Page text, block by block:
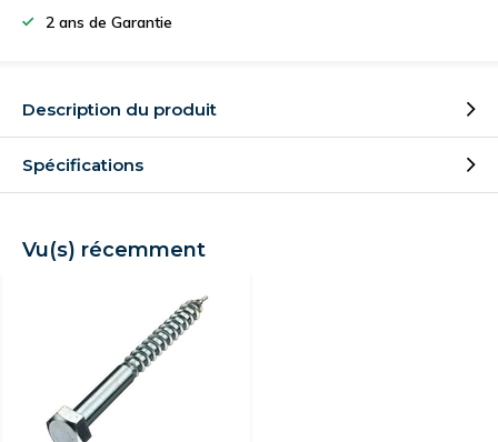
2 ans de Garantie
Description du produit
Spécifications
Vu(s) récemment